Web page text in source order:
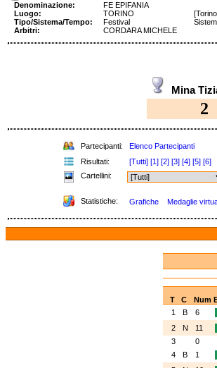
Denominazione:
FE EPIFANIA
Luogo:
TORINO
Tipo/Sistema/Tempo:
Festival
Arbitri:
CORDARA MICHELE
Mina
2
Partecipanti: Elenco Partecipanti
Risultati:
[Tutti] [1] [2] [3] [4] [5] [6]
Cartellini:
Statistiche: Grafiche Medaglie
T C Num
1
B 6
2
N 11
3
0
4
B 1